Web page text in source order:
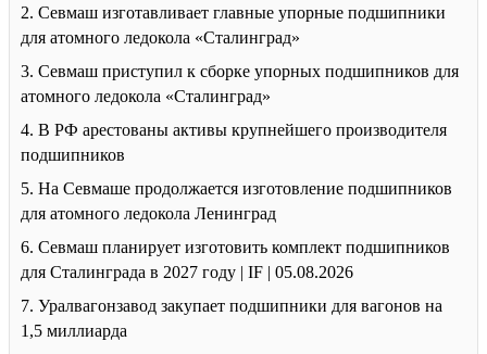
2. Севмаш изготавливает главные упорные подшипники
для атомного ледокола «Сталинград»
3. Севмаш приступил к сборке упорных подшипников для
атомного ледокола «Сталинград»
4. В РФ арестованы активы крупнейшего производителя
подшипников
5. На Севмаше продолжается изготовление подшипников
для атомного ледокола Ленинград
6. Севмаш планирует изготовить комплект подшипников
для Сталинграда в 2027 году | IF | 05.08.2026
7. Уралвагонзавод закупает подшипники для вагонов на
1,5 миллиарда